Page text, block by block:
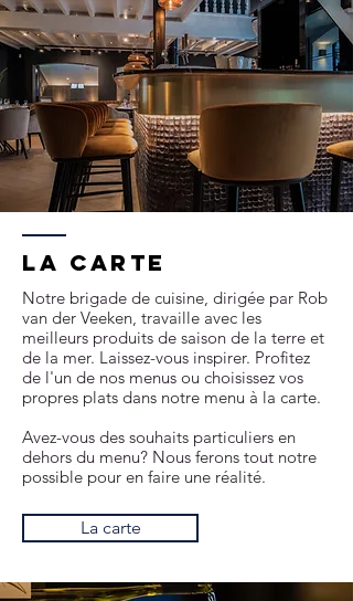
La carte
Notre brigade de cuisine, dirigée par Rob
van der Veeken, travaille avec les
meilleurs produits de saison de la terre et
de la mer. Laissez-vous inspirer. Profitez
de l'un de nos menus ou choisissez vos
propres plats dans notre menu à la carte.
Avez-vous des souhaits particuliers en
dehors du menu? Nous ferons tout notre
possible pour en faire une réalité.
La carte